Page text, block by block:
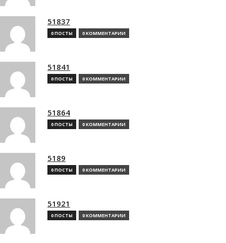
51837
0 ПОСТЫ 0 КОММЕНТАРИИ
51841
0 ПОСТЫ 0 КОММЕНТАРИИ
51864
0 ПОСТЫ 0 КОММЕНТАРИИ
5189
0 ПОСТЫ 0 КОММЕНТАРИИ
51921
0 ПОСТЫ 0 КОММЕНТАРИИ